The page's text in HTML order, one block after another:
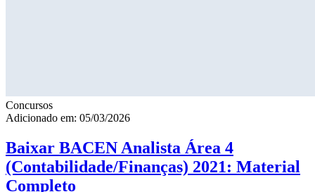
Concursos
Adicionado em: 05/03/2026
Baixar BACEN Analista Área 4
(Contabilidade/Finanças) 2021: Material
Completo